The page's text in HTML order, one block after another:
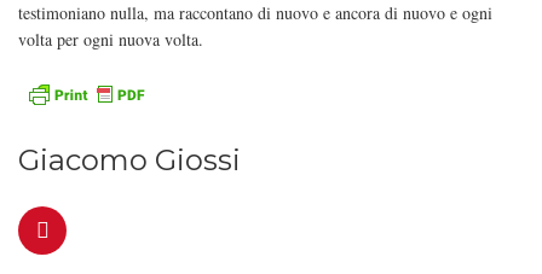
testimoniano nulla, ma raccontano di nuovo e ancora di nuovo e ogni
volta per ogni nuova volta.
Giacomo Giossi